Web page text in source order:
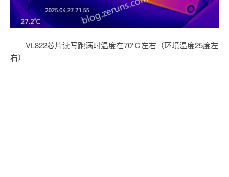
VL822芯片读写跑满时温度在70℃左右（环境温度25度左
右）